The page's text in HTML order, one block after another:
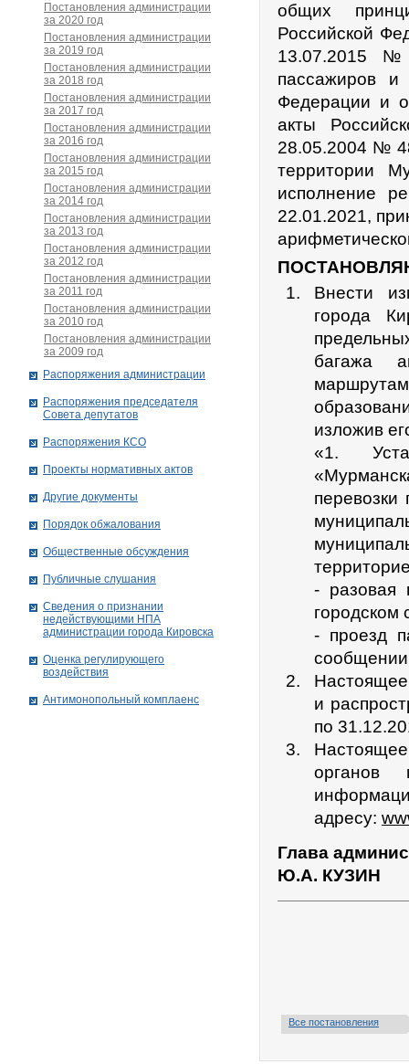
общих
Российской
13.07.2015 №
пассажиров и
Федерации и
акты
28.05.2004 №
территории
исполнение
22.01.2021,
Внести
города
багажа
маршрутам
изложив
«1.
- разовая
- проезд
Настоящее
и
по
органов
адресу:
Глава
Ю.А. КУЗИН
Все постановления
Постановления администрации
за 2020 год
Постановления администрации
за 2019 год
Постановления администрации
за 2018 год
Постановления администрации
за 2017 год
Постановления администрации
за 2016 год
Постановления администрации
за 2015 год
Постановления администрации
за 2014 год
Постановления администрации
за 2013 год
Постановления администрации
за 2012 год
Постановления администрации
за 2011 год
Постановления администрации
за 2010 год
Постановления администрации
за 2009 год
Распоряжения администрации
Распоряжения председателя
Совета депутатов
Распоряжения КСО
Проекты нормативных актов
Другие документы
Порядок обжалования
Общественные обсуждения
Публичные слушания
Сведения о признании
недействующими НПА
администрации города Кировскa
Оценка регулирующего
воздействия
Антимонопольный комплаенс